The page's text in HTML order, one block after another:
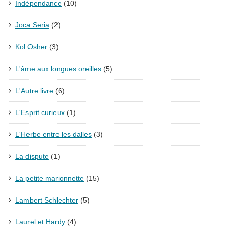
Indépendance (10)
Joca Seria (2)
Kol Osher (3)
L'âme aux longues oreilles (5)
L'Autre livre (6)
L'Esprit curieux (1)
L'Herbe entre les dalles (3)
La dispute (1)
La petite marionnette (15)
Lambert Schlechter (5)
Laurel et Hardy (4)